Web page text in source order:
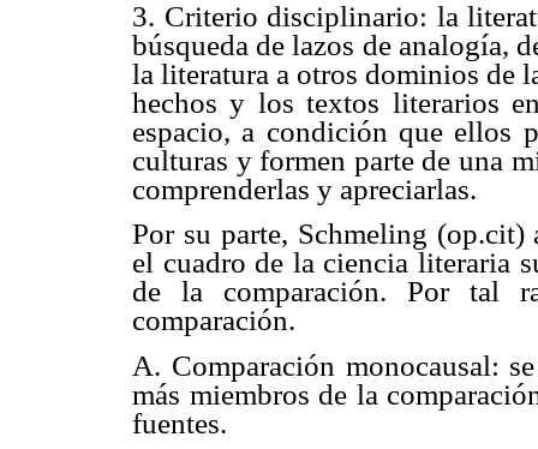
3. Criterio disciplinario: la
búsqueda de lazos de analogía,
la literatura a otros dominios de
hechos y los textos literarios
espacio, a condición que ellos
culturas y formen parte de una
comprenderlas y apreciarlas.
Por su parte, Schmeling
el cuadro de la ciencia literaria
de la comparación. Por tal
comparación.
A. Comparación monocausal:
más miembros de la
fuentes.